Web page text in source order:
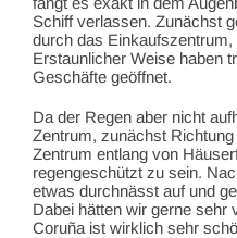
Schiff verlassen. Zunächst
durch das
Erstaunlicher Weise haben
Geschäfte geöffnet.
Da der Regen aber nicht
Zentrum, zunächst
Zentrum entlang von
regengeschützt zu sein.
etwas durchnässt auf und
Dabei hätten wir gerne sehr
Coruña ist wirklich sehr